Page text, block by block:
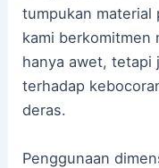
tumpukan
kami berkomitmen
hanya awet, tetapi
terhadap
deras.
Penggunaan